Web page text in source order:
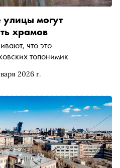
2026 г.
могут
храмов
что это
топонимик